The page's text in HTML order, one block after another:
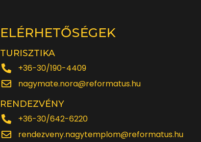
ELÉRHETŐSÉGEK
TURISZTIKA
+36-30/190-4409
nagymate.nora@reformatus.hu
RENDEZVÉNY
+36-30/642-6220
rendezveny.nagytemplom@reformatus.hu